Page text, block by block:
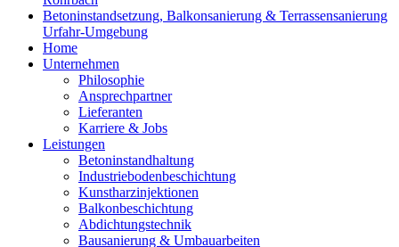
Betoninstandsetzung, Balkonsanierung & Terrassensanierung
Urfahr-Umgebung
Home
Unternehmen
Philosophie
Ansprechpartner
Lieferanten
Karriere & Jobs
Leistungen
Betoninstandhaltung
Industriebodenbeschichtung
Kunstharzinjektionen
Balkonbeschichtung
Abdichtungstechnik
Bausanierung & Umbauarbeiten